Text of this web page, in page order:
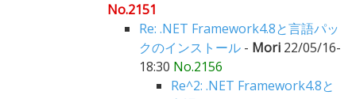
No.2151
Re: .NET Framework4.8と言語パッ
クのインストール - Mori 22/05/16-
18:30 No.2156
Re^2: .NET Framework4.8と